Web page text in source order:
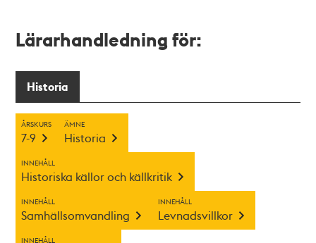
Lärarhandledning för:
Historia
ÅRSKURS
7-9
ÄMNE
Historia
INNEHÅLL
Historiska källor och källkritik
INNEHÅLL
Samhällsomvandling
INNEHÅLL
Levnadsvillkor
INNEHÅLL